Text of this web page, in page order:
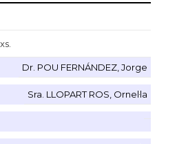
Dr. POU FERNÁNDEZ, Jorge
Sra. LLOPART ROS, Ornel·la